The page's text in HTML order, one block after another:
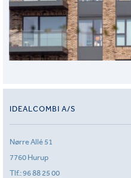
IDEALCOMBI A/S
Nørre Allé 51
7760 Hurup
Tlf.:96 88 25 00